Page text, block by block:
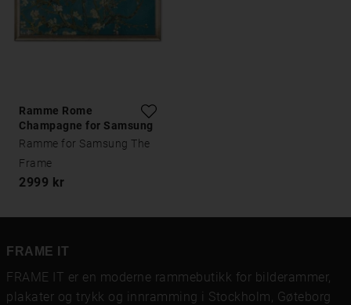
Ramme Rome
Champagne for Samsung
The Frame
Ramme for Samsung The
Frame
2999 kr
FRAME IT
FRAME IT er en moderne rammebutikk for bilderammer,
plakater og trykk og innramming i Stockholm, Gøteborg